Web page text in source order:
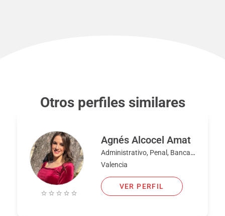
Otros perfiles similares
Agnés Alcocel Amat
Administrativo, Penal, Bancario, Civil, Familia, Laboral, Extranjería y nacionalidad
Valencia
VER PERFIL